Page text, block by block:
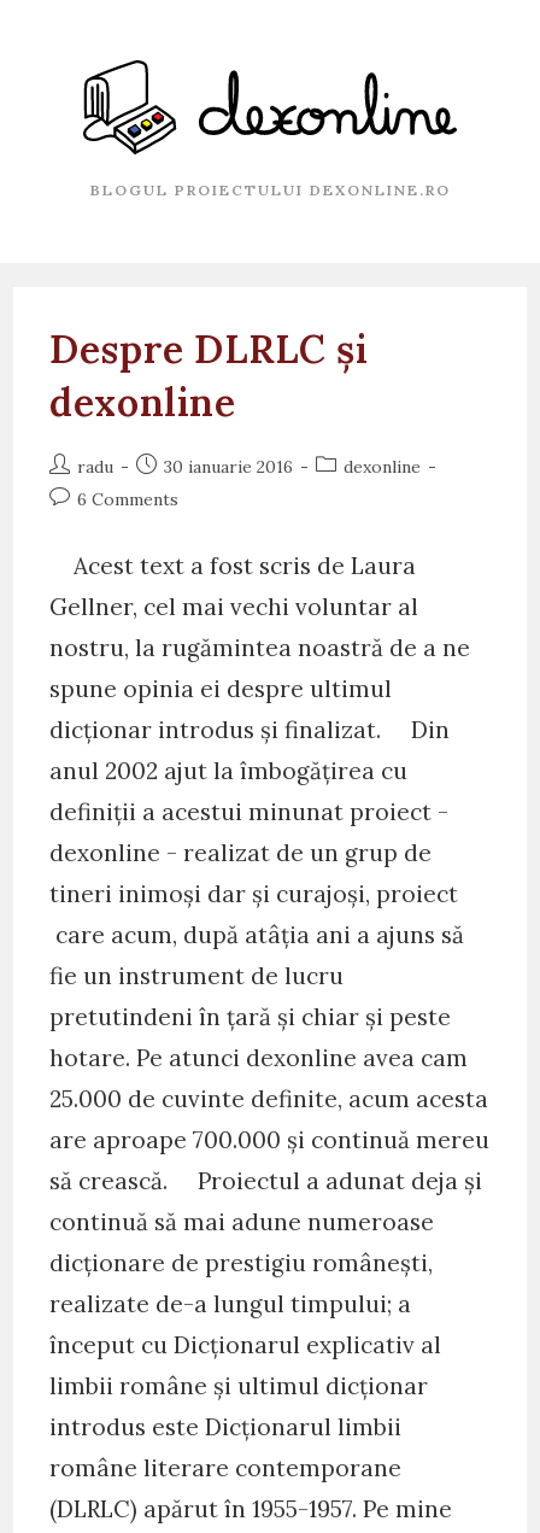
BLOGUL PROIECTULUI DEXONLINE.RO
Despre DLRLC și
dexonline
Post
author:
radu
Post
published:
30 ianuarie 2016
Postdexonline
Post6 Comments
Acest text a fost scris de Laura
Gellner, cel mai vechi voluntar al
nostru, la rugămintea noastră de a ne
spune opinia ei despre ultimul
dicționar introdus și finalizat. Din
anul 2002 ajut la îmbogățirea cu
definiții a acestui minunat proiect -
dexonline - realizat de un grup de
tineri inimoși dar și curajoși, proiect
care acum, după atâția ani a ajuns să
fie un instrument de lucru
pretutindeni în țară și chiar și peste
hotare. Pe atunci dexonline avea cam
25.000 de cuvinte definite, acum acesta
are aproape 700.000 și continuă mereu
să crească. Proiectul a adunat deja și
continuă să mai adune numeroase
dicționare de prestigiu românești,
realizate de-a lungul timpului; a
început cu Dicționarul explicativ al
limbii române și ultimul dicționar
introdus este Dicționarul limbii
române literare contemporane
(DLRLC) apărut în 1955-1957. Pe mine